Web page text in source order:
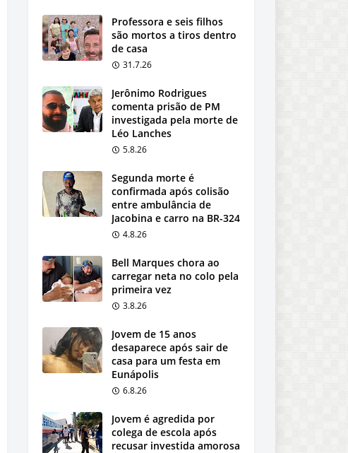
Professora e seis filhos
são mortos a tiros dentro
de casa
31.7.26
Jerônimo Rodrigues
comenta prisão de PM
investigada pela morte de
Léo Lanches
5.8.26
Segunda morte é
confirmada após colisão
entre ambulância de
Jacobina e carro na BR-324
4.8.26
Bell Marques chora ao
carregar neta no colo pela
primeira vez
3.8.26
Jovem de 15 anos
desaparece após sair de
casa para um festa em
Eunápolis
6.8.26
Jovem é agredida por
colega de escola após
recusar investida amorosa